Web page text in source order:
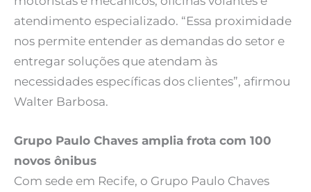
atendimento especializado. “Essa proximidade
nos permite entender as demandas do setor e
entregar soluções que atendam às
necessidades específicas dos clientes”, afirmou
Walter Barbosa.
Grupo Paulo Chaves amplia frota com 100
novos ônibus
Com sede em Recife, o Grupo Paulo Chaves